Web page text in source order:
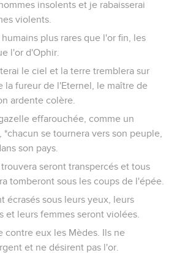
insolents et je rabaisserai
violents.
plus rares que l'or fin, les
l'or d'Ophir.
le ciel et la terre tremblera sur
la fureur de l'Eternel, le maître de
ardente colère.
effarouchée, comme un
se tournera vers son peuple,
son pays.
seront transpercés et tous
tomberont sous les coups de l'épée.
écrasés sous leurs yeux, leurs
et leurs femmes seront violées.
contre eux les Mèdes. Ils ne
et ne désirent pas l'or.